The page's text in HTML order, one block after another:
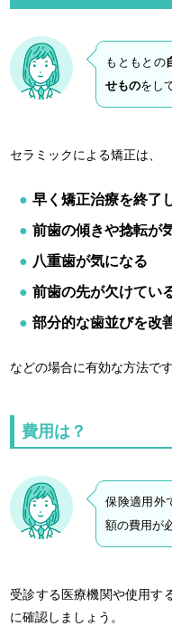
もともとの
せものをし
セラミックによる矯正は、
早く矯正治療を終了
前歯の傾きや捻転が
八重歯が気になる
前歯の先が欠けてい
部分的な歯並びを改
などの場合に有効な方法です
費用は？
保険適用外
額の費用が
受診する医療機関や使用す
に確認しましょう。